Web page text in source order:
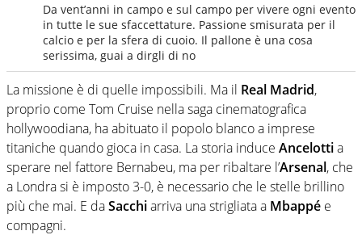
Da vent’anni in campo e sul campo per vivere ogni evento
in tutte le sue sfaccettature. Passione smisurata per il
calcio e per la sfera di cuoio. Il pallone è una cosa
serissima, guai a dirgli di no
La missione è di quelle impossibili. Ma il Real Madrid,
proprio come Tom Cruise nella saga cinematografica
hollywoodiana, ha abituato il popolo blanco a imprese
titaniche quando gioca in casa. La storia induce Ancelottia
sperare nel fattore Bernabeu, ma per ribaltare l’Arsenal, che
a Londra si è imposto 3-0, è necessario che le stelle brillino
più che mai. E daSacchiarriva una strigliata a Mbappé e
compagni.